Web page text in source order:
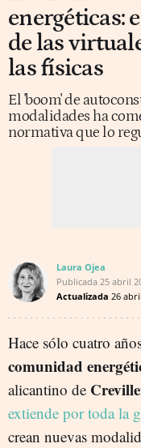
energéticas:
de las
las físicas
El 'boom' de
modalidades ha
normativa que lo
Laura Ojea
Publicada 25 abril
Actualizada 26
Hace sólo cuatro
comunidad
alicantino de
extiende por toda la
crean nuevas